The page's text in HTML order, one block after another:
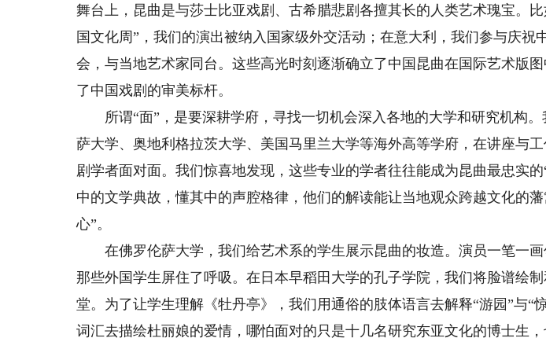
舞台上，昆曲是与莎士比亚戏剧、古希腊悲剧各擅其长的人类艺术瑰宝。
国文化周”，我们的演出被纳入国家级外交活动；在意大利，我们参与庆祝
会，与当地艺术家同台。这些高光时刻逐渐确立了中国昆曲在国际艺术版
了中国戏剧的审美标杆。
所谓“面”，是要深耕学府，寻找一切机会深入各地的大学和研究机构。
萨大学、奥地利格拉茨大学、美国马里兰大学等海外高等学府，在讲座与
剧学者面对面。我们惊喜地发现，这些专业的学者往往能成为昆曲最忠实
中的文学典故，懂其中的声腔格律，他们的解读能让当地观众跨越文化的
心”。
在佛罗伦萨大学，我们给艺术系的学生展示昆曲的妆造。演员一笔一画
那些外国学生屏住了呼吸。在日本早稻田大学的孔子学院，我们将脸谱绘
堂。为了让学生理解《牡丹亭》，我们用通俗的肢体语言去解释“游园”与“
词汇去描绘杜丽娘的爱情，哪怕面对的只是十几名研究东亚文化的博士生